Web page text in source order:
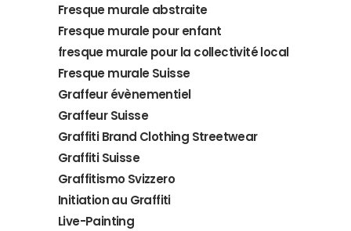
Fresque murale abstraite
Fresque murale pour enfant
fresque murale pour la collectivité local
Fresque murale Suisse
Graffeur évènementiel
Graffeur Suisse
Graffiti Brand Clothing Streetwear
Graffiti Suisse
Graffitismo Svizzero
Initiation au Graffiti
Live-Painting